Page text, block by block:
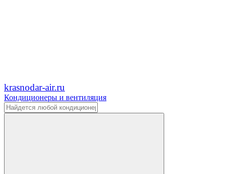
krasnodar-air.ru
Кондиционеры и вентиляция